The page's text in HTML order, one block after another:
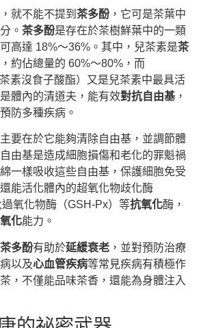
就不能不提到 茶多酚 ，它可是茶葉中
。 茶多酚是存在於茶樹鮮葉中的一類
高達 18%～36%。其中，兒茶素是茶
約佔總量的 60%～80%，而
素沒食子酸酯）又是兒茶素中最具活
體內的清道夫，能有效對抗自由基，
防多種疾病。
要在於它能夠清除自由基，並調節體
由基是造成細胞損傷和老化的罪魁禍
一樣吸收這些自由基，保護細胞免受
還能活化體內的超氧化物歧化酶
過氧化物酶（GSH-Px）等抗氧化酶，
化能力。
茶多酚有助於延緩衰老 ，並對預防治療
以及心血管疾病等常見疾病有積極作
，不僅能品味茶香，還能為身體注入